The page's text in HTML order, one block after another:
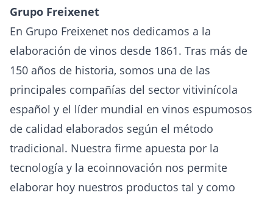
Grupo Freixenet
En Grupo Freixenet nos dedicamos a la
elaboración de vinos desde 1861. Tras más de
150 años de historia, somos una de las
principales compañías del sector vitivinícola
español y el líder mundial en vinos espumosos
de calidad elaborados según el método
tradicional. Nuestra firme apuesta por la
tecnología y la ecoinnovación nos permite
elaborar hoy nuestros productos tal y como